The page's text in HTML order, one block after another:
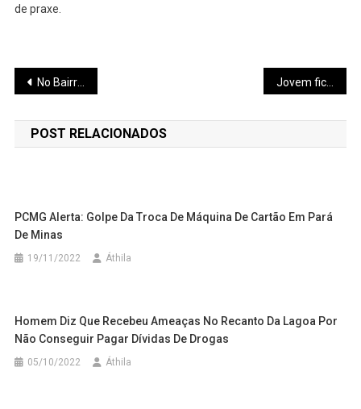
de praxe.
Navegação
de
Post
No Bairro Santos Dumont, PM apreende crack, dinheiro e motocicleta utilizada no tráfico de drogas
POST RELACIONADOS
PCMG Alerta: Golpe Da Troca De Máquina De Cartão Em Pará
De Minas
19/11/2022 Áthila
Homem Diz Que Recebeu Ameaças No Recanto Da Lagoa Por
Não Conseguir Pagar Dívidas De Drogas
05/10/2022 Áthila